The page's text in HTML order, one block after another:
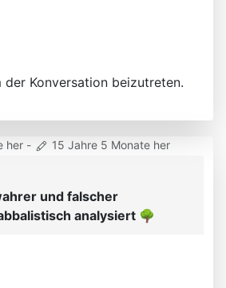
der Konversation beizutreten.
her -
15 Jahre 5 Monate her
und falscher
analysiert 🌳